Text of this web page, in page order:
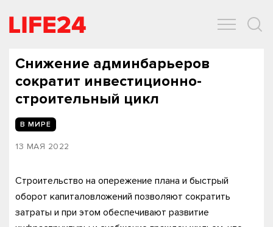
Снижение админбарьеров
сократит инвестиционно-
строительный цикл
В МИРЕ
13 МАЯ 2022
Строительство на опережение плана и быстрый
оборот капиталовложений позволяют сократить
затраты и при этом обеспечивают развитие